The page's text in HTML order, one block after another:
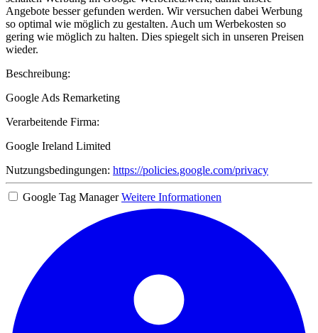
Angebote besser gefunden werden. Wir versuchen dabei Werbung
so optimal wie möglich zu gestalten. Auch um Werbekosten so
gering wie möglich zu halten. Dies spiegelt sich in unseren Preisen
wieder.
Beschreibung:
Google Ads Remarketing
Verarbeitende Firma:
Google Ireland Limited
Nutzungsbedingungen: https://policies.google.com/privacy
Google Tag Manager Weitere Informationen